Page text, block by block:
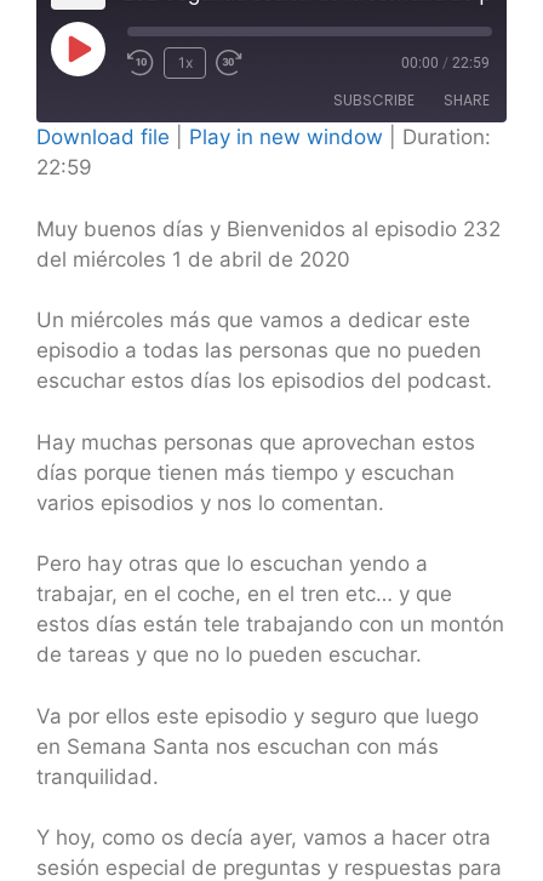
Play
1x 00:00 / 22:59
SUBSCRIBE SHARE
SHARE
LINK
Download file Play in new window
Duration:
22:59
Muy buenos días y Bienvenidos al episodio 232
del miércoles 1 de abril de 2020
Un miércoles más que vamos a dedicar este
episodio a todas las personas que no pueden
escuchar estos días los episodios del podcast.
Hay muchas personas que aprovechan estos
días porque tienen más tiempo y escuchan
varios episodios y nos lo comentan.
Pero hay otras que lo escuchan yendo a
trabajar, en el coche, en el tren etc… y que
estos días están tele trabajando con un montón
de tareas y que no lo pueden escuchar.
Va por ellos este episodio y seguro que luego
en Semana Santa nos escuchan con más
tranquilidad.
Y hoy, como os decía ayer, vamos a hacer otra
sesión especial de preguntas y respuestas para